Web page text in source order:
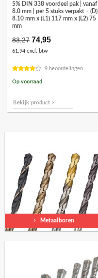
5% DIN 338 voordeel pak | vanaf
8.0 mm | per 5 stuks verpakt – (D)
8.10 mm x (L1) 117 mm x (L2) 75
mm
83,27 Oorspronkelijke
prijs
was:
74,95Huidige
61,94 excl. btw
9 beoordelingen
Op voorraad
Bekijk product >
Metaalboren